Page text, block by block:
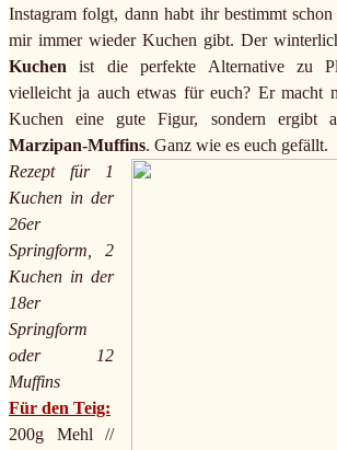
Instagram folgt, dann habt ihr bestimmt schon
mir immer wieder Kuchen gibt. Der
Kuchen ist die perfekte Alternative zu
vielleicht ja auch etwas für euch? Er macht
Kuchen eine gute Figur, sondern ergibt
Marzipan-Muffins. Ganz wie es euch gefällt.
Rezept für 1
Kuchen in der
26er
Springform, 2
Kuchen in der
18er
Springform
oder 12
Muffins
Für den Teig:
200g Mehl //